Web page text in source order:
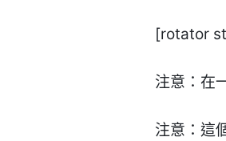
[rotator
注意：在
注意：這